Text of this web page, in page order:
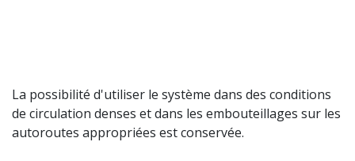
La possibilité d'utiliser le système dans des conditions
de circulation denses et dans les embouteillages sur les
autoroutes appropriées est conservée.